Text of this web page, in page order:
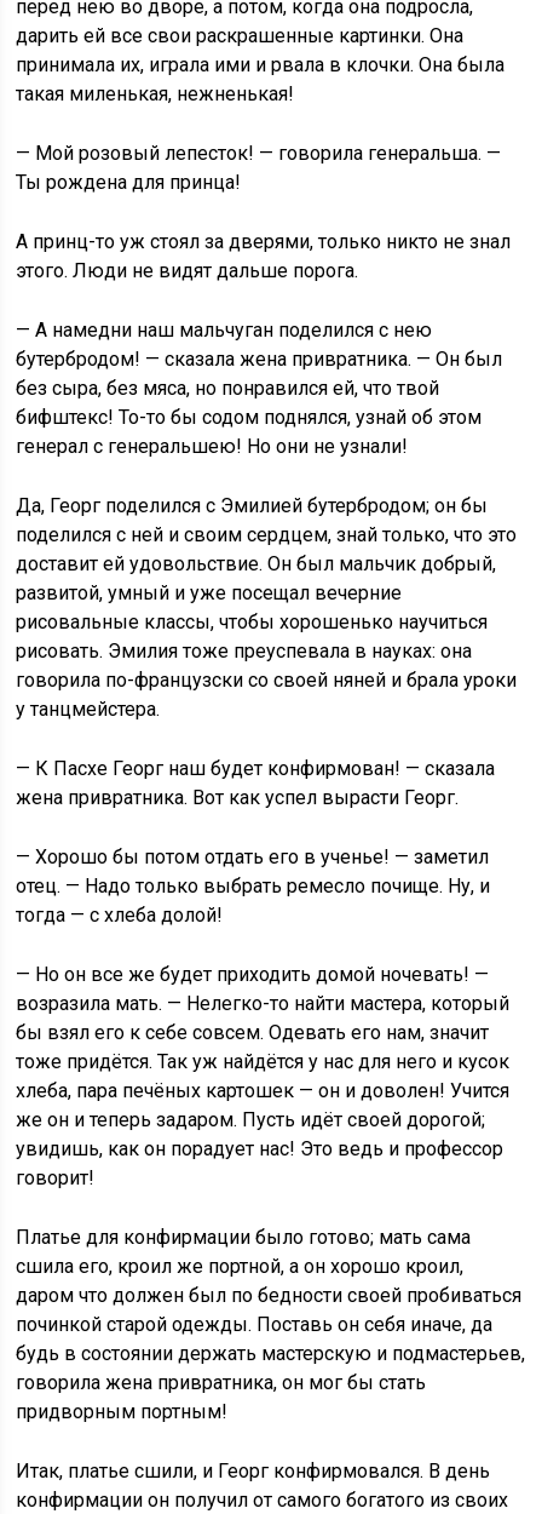
перед нею во дворе, а потом, когда она подросла,
дарить ей все свои раскрашенные картинки. Она
принимала их, играла ими и рвала в клочки. Она была
такая миленькая, нежненькая!
— Мой розовый лепесток! — говорила генеральша. —
Ты рождена для принца!
А принц-то уж стоял за дверями, только никто не знал
этого. Люди не видят дальше порога.
— А намедни наш мальчуган поделился с нею
бутербродом! — сказала жена привратника. — Он был
без сыра, без мяса, но понравился ей, что твой
бифштекс! То-то бы содом поднялся, узнай об этом
генерал с генеральшею! Но они не узнали!
Да, Георг поделился с Эмилией бутербродом; он бы
поделился с ней и своим сердцем, знай только, что это
доставит ей удовольствие. Он был мальчик добрый,
развитой, умный и уже посещал вечерние
рисовальные классы, чтобы хорошенько научиться
рисовать. Эмилия тоже преуспевала в науках: она
говорила по-французски со своей няней и брала уроки
у танцмейстера.
— К Пасхе Георг наш будет конфирмован! — сказала
жена привратника. Вот как успел вырасти Георг.
— Хорошо бы потом отдать его в ученье! — заметил
отец. — Надо только выбрать ремесло почище. Ну, и
тогда — с хлеба долой!
— Но он все же будет приходить домой ночевать! —
возразила мать. — Нелегко-то найти мастера, который
бы взял его к себе совсем. Одевать его нам, значит
тоже придётся. Так уж найдётся у нас для него и кусок
хлеба, пара печёных картошек — он и доволен! Учится
же он и теперь задаром. Пусть идёт своей дорогой;
увидишь, как он порадует нас! Это ведь и профессор
говорит!
Платье для конфирмации было готово; мать сама
сшила его, кроил же портной, а он хорошо кроил,
даром что должен был по бедности своей пробиваться
починкой старой одежды. Поставь он себя иначе, да
будь в состоянии держать мастерскую и подмастерьев,
говорила жена привратника, он мог бы стать
придворным портным!
Итак, платье сшили, и Георг конфирмовался. В день
конфирмации он получил от самого богатого из своих